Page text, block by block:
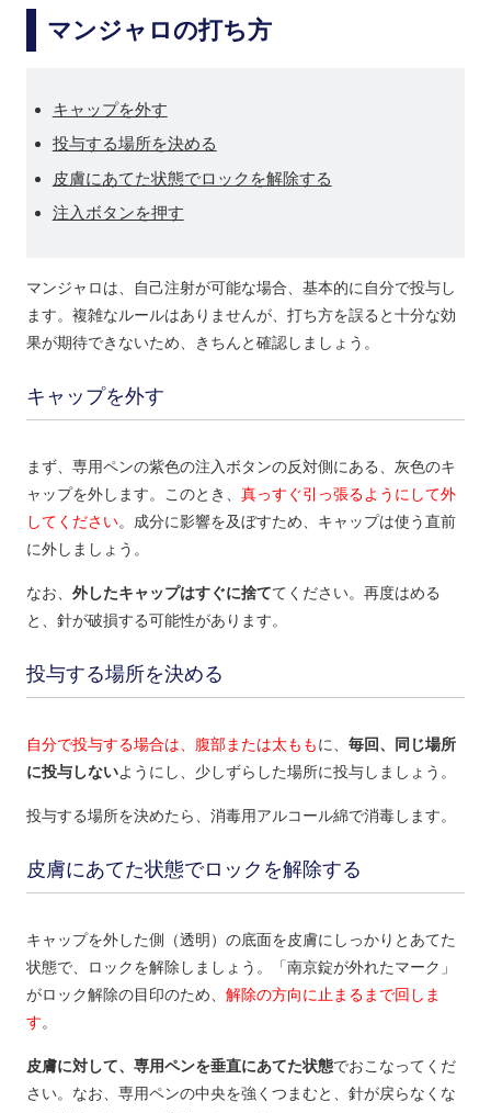
マンジャロの打ち方
キャップを外す
投与する場所を決める
皮膚にあてた状態でロックを解除する
注入ボタンを押す
マンジャロは、自己注射が可能な場合、基本的に自分で投与し
ます。複雑なルールはありませんが、打ち方を誤ると十分な効
果が期待できないため、きちんと確認しましょう。
キャップを外す
まず、専用ペンの紫色の注入ボタンの反対側にある、灰色のキ
ャップを外します。このとき、 真っすぐ引っ張るようにして外
してください。成分に影響を及ぼすため、キャップは使う直前
に外しましょう。
なお、 外したキャップはすぐに捨ててください。再度はめる
と、針が破損する可能性があります。
投与する場所を決める
自分で投与する場合は、腹部または太ももに、 毎回、同じ場所
に投与しないようにし、少しずらした場所に投与しましょう。
投与する場所を決めたら、消毒用アルコール綿で消毒します。
皮膚にあてた状態でロックを解除する
キャップを外した側（透明）の底面を皮膚にしっかりとあてた
状態で、ロックを解除しましょう。「南京錠が外れたマーク」
がロック解除の目印のため、 解除の方向に止まるまで回しま
す。
皮膚に対して、専用ペンを垂直にあてた状態でおこなってくだ
さい。なお、専用ペンの中央を強くつまむと、針が戻らなくな